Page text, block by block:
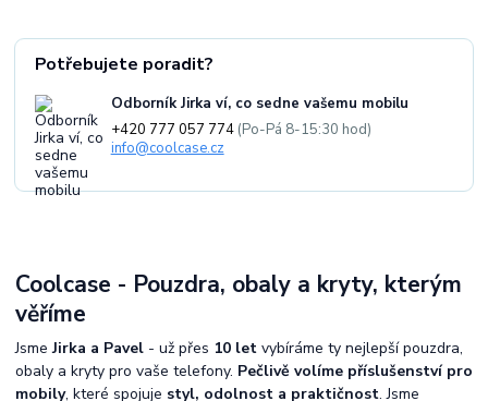
Potřebujete poradit?
Odborník Jirka ví, co sedne vašemu mobilu
+420 777 057 774 (Po-Pá 8-15:30 hod)
info@coolcase.cz
Coolcase - Pouzdra, obaly a kryty, kterým
věříme
JsmeJirka a Pavel - už přes 10 let vybíráme ty nejlepší pouzdra,
obaly a kryty pro vaše telefony. Pečlivě volíme příslušenství pro
mobily, které spojuje styl, odolnost a praktičnost. Jsme